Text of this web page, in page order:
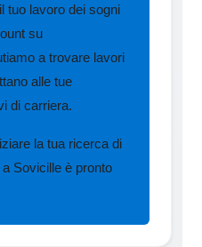
tuo lavoro dei sogni
su
a trovare lavori
alle tue
di carriera.
la tua ricerca di
Sovicille è pronto